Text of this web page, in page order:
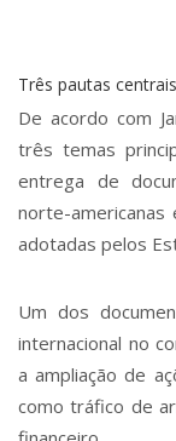
Três pautas centrais
De acordo com
três temas
entrega de
norte-americanas
adotadas pelos
Um dos
internacional no
a ampliação de
como tráfico de